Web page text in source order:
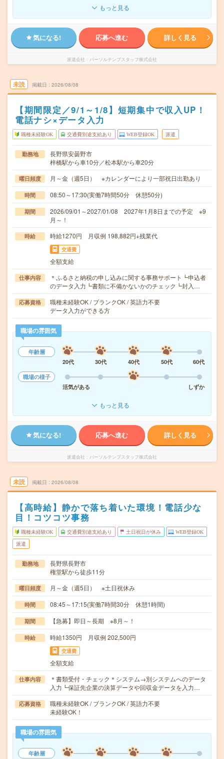
もっと見る
気になる! 応募へ進む 詳しく見る
派遣会社 パーソルテンプスタッフ株式会社
未読 掲載日 2026/08/08
【期間限定／9/1～1/8】短期集中で収入UP！
電話ナシ×データ入力
職種未経験OK 交通費別途支給あり WEB登録OK 派遣
勤務地
長野県安曇野市
梓橋駅から車10分／松本駅から車20分
曜日頻度 月～金（週5日） ※カレンダーにより一部祝日出勤あり
時間 08:50～17:30(実働7時間50分 休憩50分)
期間
2026/09/01～2027/01/08 2027年1月8日までの予定 ※9
月～！
時給 時給1270円 月収例 198,882円+残業代
交通費
全額支給
仕事内容
＊ふるさと納税の申し込みに関する事務サポート┗申込者
のデータ入力┗書類に不備かないかのチェック┗封入…
応募資格
職種未経験OK / ブランクOK / 英語力不要
データ入力ができる方
職場の雰囲気
年齢層
20代
30代 40代 50代
60代
職場の様子
活気がある
しずか
もっと見る
気になる! 応募へ進む 詳しく見る
派遣会社 パーソルテンプスタッフ株式会社
未読 掲載日 2026/08/08
【高時給】静かで落ち着いた環境！電話少な
目！コツコツ事務
職種未経験OK 交通費別途支給あり 土日祝日が休み WEB登録OK
派遣
勤務地
長野県長野市
権堂駅から徒歩11分
曜日頻度 月～金（週5日） ※土日祝休み
時間 08:45～17:15(実働7時間30分 休憩1時間)
期間 【急募】即日～長期 ※8月～！
時給 時給1350円 月収例 202,500円
交通費
全額支給
仕事内容
＊書類受付・チェック＊システム→別システムへのデータ
入力┗保証先企業の決算データや回収金データを入力…
応募資格
職種未経験OK / ブランクOK / 英語力不要
未経験OK！
職場の雰囲気
年齢層